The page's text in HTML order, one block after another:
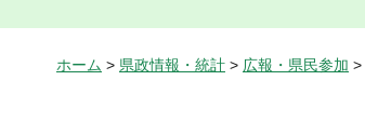
ホーム > 県政情報・統計 > 広報・県民参加 >